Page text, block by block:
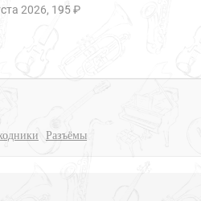
2026 195 ₽
Разъёмы